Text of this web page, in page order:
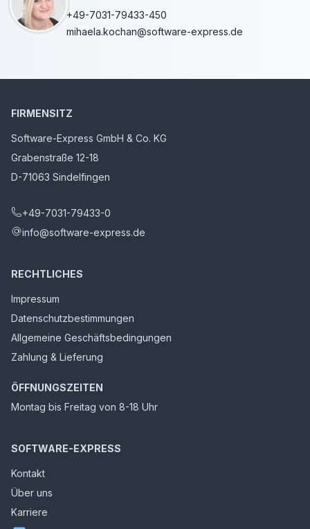
+49-7031-79433-450
mihaela.kochan@software-express.de
FIRMENSITZ
Software-Express GmbH & Co. KG
Grabenstraße 12-18
D-71063 Sindelfingen
+49-7031-79433-0
info@software-express.de
RECHTLICHES
Impressum
Datenschutzbestimmungen
Allgemeine Geschäftsbedingungen
Zahlung & Lieferung
ÖFFNUNGSZEITEN
Montag bis Freitag von 8-18 Uhr
SOFTWARE-EXPRESS
Kontakt
Über uns
Karriere